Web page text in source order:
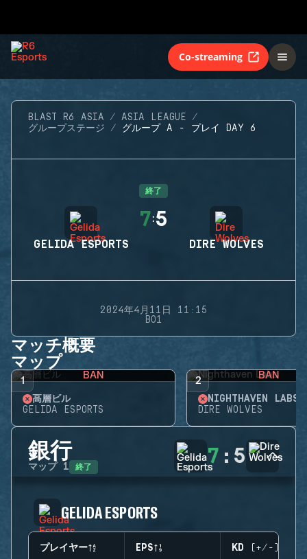
Co-streaming
BLAST R6 ASIA
ASIA LEAGUE
グループステージ
グループ A - プレイ DAY 6
終了
GELIDA ESPORTS
7:5
DIRE WOLVES
2024年4月11日 11:15
BO1
マッチ概要
マップ
1 BAN
高層ビル
GELIDA ESPORTS
2 BAN
NIGHTHAVEN LABS
DIRE WOLVES
銀行
マップ 1 終了 7 : 5
GELIDA ESPORTS
プレイヤー EPS KD (+/-)